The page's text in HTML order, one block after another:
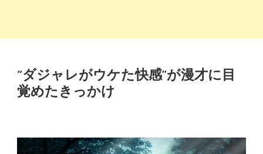
“ダジャレがウケた快感”が漫才に目
覚めたきっかけ